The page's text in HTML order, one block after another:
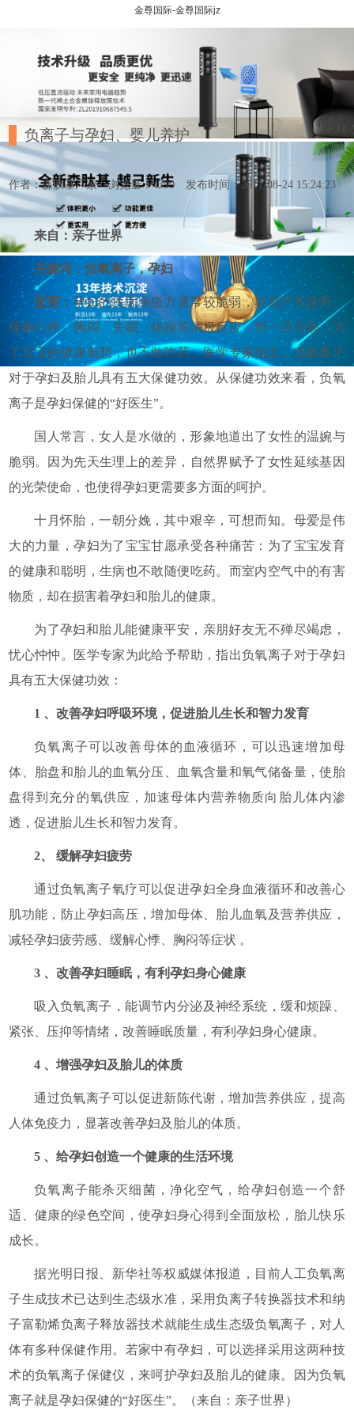
金尊国际-金尊国际jz
负离子与孕妇、婴儿养护
作者：森肽基厂家 浏览量：4399 发布时间：2011-08-24 15:24:23
来自：亲子世界
关键词：负氧离子，孕妇
提要：孕妇的疾病免疫力通常较脆弱，容易产生疲劳、
缓解心悸、胸闷、失眠、烦躁等消极反应，而一旦生病，为
了宝宝的健康着想，也不敢吃药。医学专家指出，负氧离子
对于孕妇及胎儿具有五大保健功效。从保健功效来看，负氧
离子是孕妇保健的“好医生”。
国人常言，女人是水做的，形象地道出了女性的温婉与
脆弱。因为先天生理上的差异，自然界赋予了女性延续基因
的光荣使命，也使得孕妇更需要多方面的呵护。
十月怀胎，一朝分娩，其中艰辛，可想而知。母爱是伟
大的力量，孕妇为了宝宝甘愿承受各种痛苦：为了宝宝发育
的健康和聪明，生病也不敢随便吃药。而室内空气中的有害
物质，却在损害着孕妇和胎儿的健康。
为了孕妇和胎儿能健康平安，亲朋好友无不殚尽竭虑，
忧心忡忡。医学专家为此给予帮助，指出负氧离子对于孕妇
具有五大保健功效：
1 、改善孕妇呼吸环境，促进胎儿生长和智力发育
负氧离子可以改善母体的血液循环，可以迅速增加母
体、胎盘和胎儿的血氧分压、血氧含量和氧气储备量，使胎
盘得到充分的氧供应，加速母体内营养物质向胎儿体内渗
透，促进胎儿生长和智力发育。
2、 缓解孕妇疲劳
通过负氧离子氧疗可以促进孕妇全身血液循环和改善心
肌功能，防止孕妇高压，增加母体、胎儿血氧及营养供应，
减轻孕妇疲劳感、缓解心悸、胸闷等症状 。
3 、改善孕妇睡眠，有利孕妇身心健康
吸入负氧离子，能调节内分泌及神经系统，缓和烦躁、
紧张、压抑等情绪，改善睡眠质量，有利孕妇身心健康。
4 、增强孕妇及胎儿的体质
通过负氧离子可以促进新陈代谢，增加营养供应，提高
人体免疫力，显著改善孕妇及胎儿的体质。
5 、给孕妇创造一个健康的生活环境
负氧离子能杀灭细菌，净化空气，给孕妇创造一个舒
适、健康的绿色空间，使孕妇身心得到全面放松，胎儿快乐
成长。
据光明日报、新华社等权威媒体报道，目前人工负氧离
子生成技术已达到生态级水准，采用负离子转换器技术和纳
子富勒烯负离子释放器技术就能生成生态级负氧离子，对人
体有多种保健作用。若家中有孕妇，可以选择采用这两种技
术的负氧离子保健仪，来呵护孕妇及胎儿的健康。因为负氧
离子就是孕妇保健的“好医生”。（来自：亲子世界）